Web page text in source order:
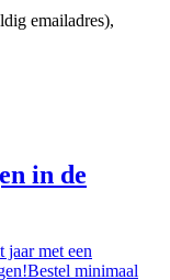
emailadres),
in de
met een
minimaal